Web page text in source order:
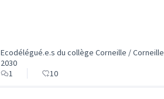
Ecodélégué.e.s du collège Corneille / Corneille
2030
1
10